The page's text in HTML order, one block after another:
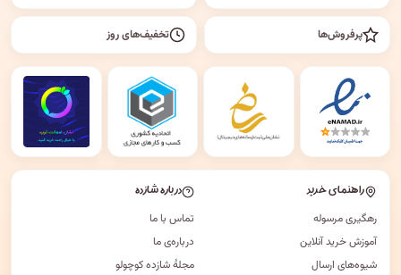
پرفروش‌ها تخفیف‌های روز
راهنمای خرید
رهگیری مرسوله
آموزش خرید آنلاین
شیوه‌های ارسال
درباره شازده
تماس با ما
درباره‌ی ما
مجلهٔ شازده کوچولو